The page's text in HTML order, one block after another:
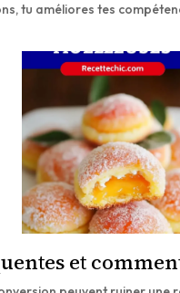
tu améliores tes
et